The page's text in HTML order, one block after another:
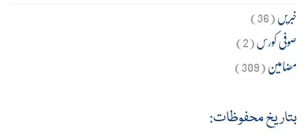
خبریں(36)
صوفی کورس(2)
مضامین(309)
بتاریخ محفوظات: